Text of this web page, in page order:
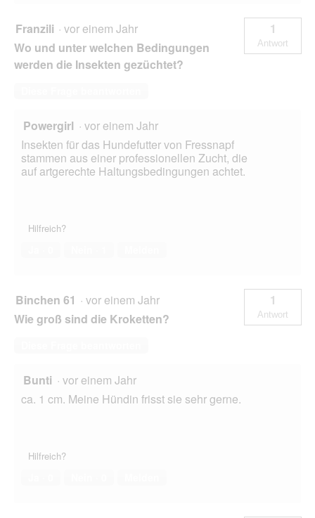
Franzili · vor einem Jahr
Wo und unter welchen Bedingungen
werden die Insekten gezüchtet?
1
Antwort
Powergirl · vor einem Jahr
Insekten für das Hundefutter von Fressnapf
stammen aus einer professionellen Zucht, die
auf artgerechte Haltungsbedingungen achtet.
Hilfreich?
Binchen 61 · vor einem Jahr
Wie groß sind die Kroketten?
1
Antwort
Bunti · vor einem Jahr
ca. 1 cm. Meine Hündin frisst sie sehr gerne.
Hilfreich?